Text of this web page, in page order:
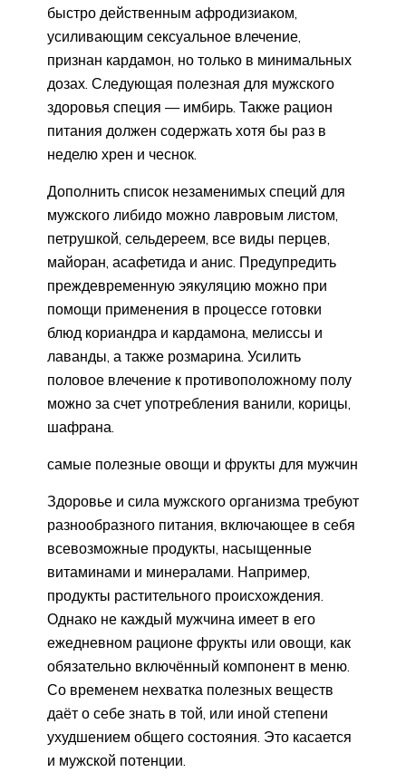
быстро действенным афродизиаком,
усиливающим сексуальное влечение,
признан кардамон, но только в минимальных
дозах. Следующая полезная для мужского
здоровья специя — имбирь. Также рацион
питания должен содержать хотя бы раз в
неделю хрен и чеснок.
Дополнить список незаменимых специй для
мужского либидо можно лавровым листом,
петрушкой, сельдереем, все виды перцев,
майоран, асафетида и анис. Предупредить
преждевременную эякуляцию можно при
помощи применения в процессе готовки
блюд кориандра и кардамона, мелиссы и
лаванды, а также розмарина. Усилить
половое влечение к противоположному полу
можно за счет употребления ванили, корицы,
шафрана.
самые полезные овощи и фрукты для мужчин
Здоровье и сила мужского организма требуют
разнообразного питания, включающее в себя
всевозможные продукты, насыщенные
витаминами и минералами. Например,
продукты растительного происхождения.
Однако не каждый мужчина имеет в его
ежедневном рационе фрукты или овощи, как
обязательно включённый компонент в меню.
Со временем нехватка полезных веществ
даёт о себе знать в той, или иной степени
ухудшением общего состояния. Это касается
и мужской потенции.